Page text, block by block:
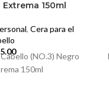
150ml
, Cera para el
(NO.3) Negro
150ml